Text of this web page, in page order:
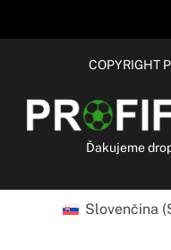
COPYRIGHT
Ďakujeme
Slovenčina (